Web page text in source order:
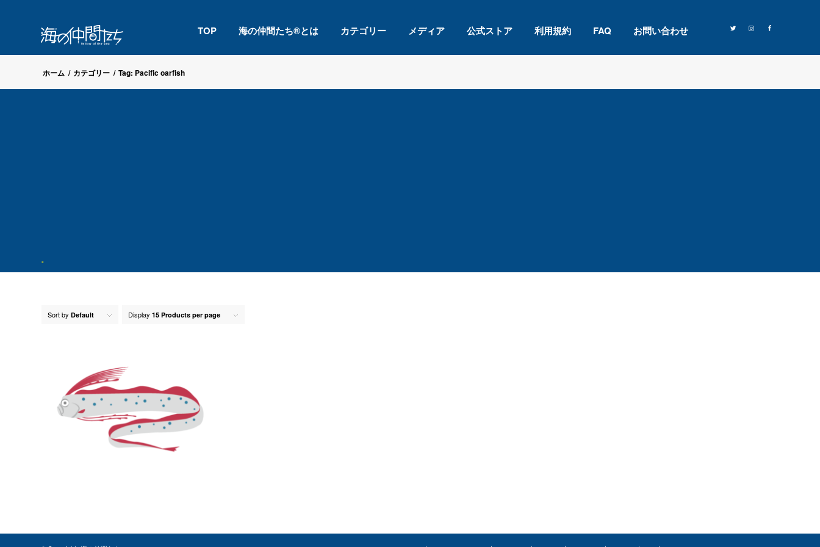
TOP 海の仲間たち®とは カテゴリー メディア 公式ストア 利用規約 FAQ お問い合わせ
ホーム / カテゴリー / Tag: Pacific oarfish
Sort by Default Display 15 Products per page